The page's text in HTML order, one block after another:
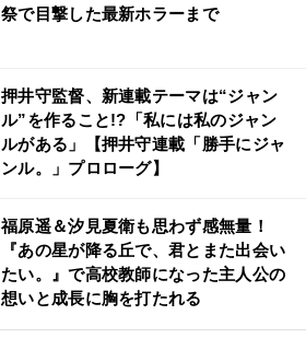
祭で目撃した最新ホラーまで
押井守監督、新連載テーマは“ジャン
ル”を作ること!?「私には私のジャン
ルがある」【押井守連載「勝手にジャ
ンル。」プロローグ】
福原遥＆汐見夏衛も思わず感無量！
『あの星が降る丘で、君とまた出会い
たい。』で高校教師になった主人公の
想いと成長に胸を打たれる